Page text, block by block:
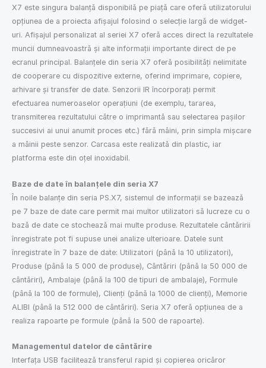
X7 este singura balanță disponibilă pe piață care oferă utilizatorului
opțiunea de a proiecta afișajul folosind o selecție largă de widget-
uri. Afișajul personalizat al seriei X7 oferă acces direct la rezultatele
muncii dumneavoastră și alte informații importante direct de pe
ecranul principal. Balanțele din seria X7 oferă posibilități nelimitate
de cooperare cu dispozitive externe, oferind imprimare, copiere,
arhivare și transfer de date. Senzorii IR încorporați permit
efectuarea numeroaselor operațiuni (de exemplu, tararea,
transmiterea rezultatului către o imprimantă sau selectarea pașilor
succesivi ai unui anumit proces etc.) fără mâini, prin simpla mișcare
a mâinii peste senzor. Carcasa este realizată din plastic, iar
platforma este din oțel inoxidabil.
Baze de date în balanțele din seria X7
În noile balanțe din seria PS.X7, sistemul de informații se bazează
pe 7 baze de date care permit mai multor utilizatori să lucreze cu o
bază de date ce stochează mai multe produse. Rezultatele cântăririi
înregistrate pot fi supuse unei analize ulterioare. Datele sunt
înregistrate în 7 baze de date: Utilizatori (până la 10 utilizatori),
Produse (până la 5 000 de produse), Cântăriri (până la 50 000 de
cântăriri), Ambalaje (până la 100 de tipuri de ambalaje), Formule
(până la 100 de formule), Clienți (până la 1000 de clienți), Memorie
ALIBI (până la 512 000 de cântăriri). Seria X7 oferă opțiunea de a
realiza rapoarte pe formule (până la 500 de rapoarte).
Managementul datelor de cântărire
Interfața USB facilitează transferul rapid și copierea oricăror